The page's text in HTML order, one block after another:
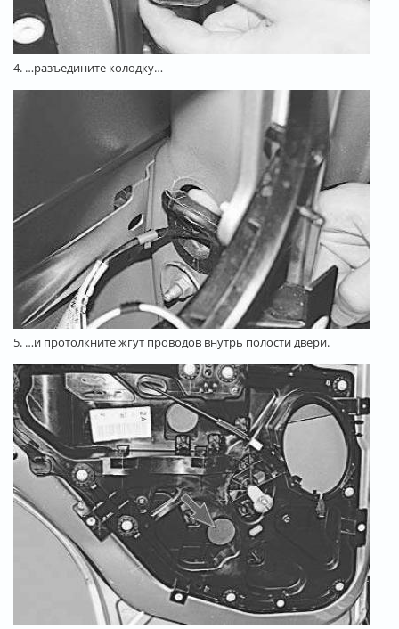
4. …разъедините колодку…
5. …и протолкните жгут проводов внутрь полости двери.